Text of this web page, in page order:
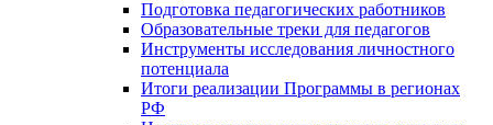
Подготовка педагогических работников
Образовательные треки для педагогов
Инструменты исследования личностного
потенциала
Итоги реализации Программы в регионах
РФ